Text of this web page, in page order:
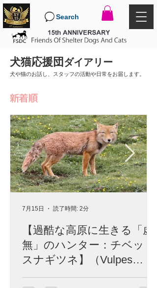
Search
犬猫応援団 ダイアリー
犬や猫のお話し、スタッフの活動や日常をお届します。
新着順
【過酷な高原に生きる「虚
無」のハンター：チベット
スナギツネ】（Vulpes
ferrilata）
標高4,500メートル。 富士山の山頂を遥かに
7月15日 読了時間: 2分